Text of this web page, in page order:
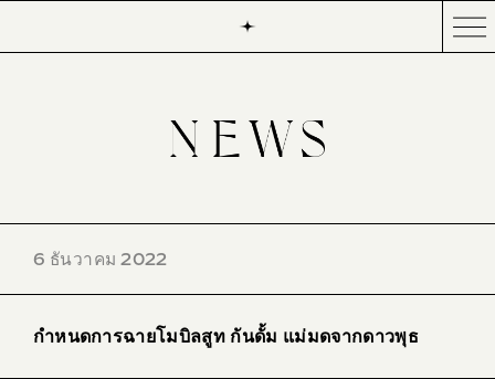
6 ธันวาคม 2022
กำหนดการฉายโมบิลสูท กันดั้ม แม่มดจากดาวพุธ